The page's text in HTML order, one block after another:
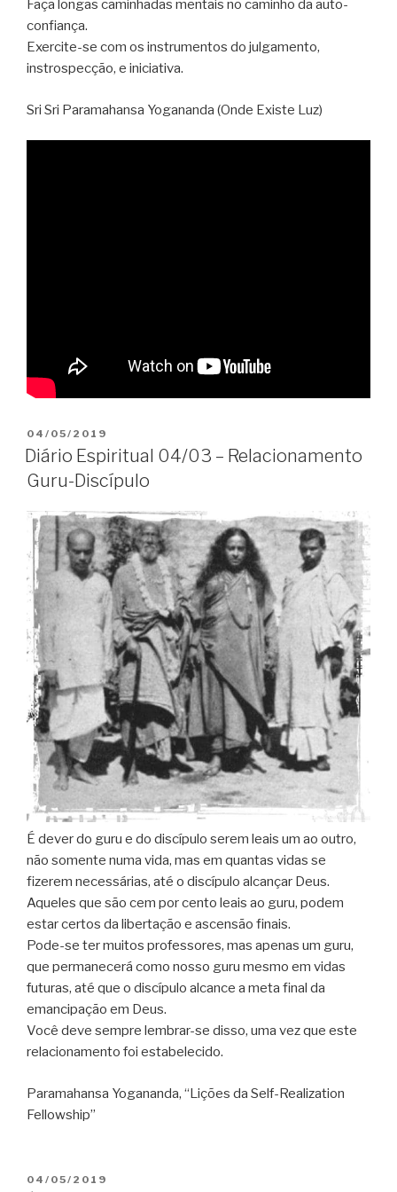
Faça longas caminhadas mentais no caminho da auto-
confiança.
Exercite-se com os instrumentos do julgamento,
instrospecção, e iniciativa.
Sri Sri Paramahansa Yogananda (Onde Existe Luz)
PUBLICADO
EM
04/05/2019
Diário Espiritual 04/03 – Relacionamento
Guru-Discípulo
É dever do guru e do discípulo serem leais um ao outro,
não somente numa vida, mas em quantas vidas se
fizerem necessárias, até o discípulo alcançar Deus.
Aqueles que são cem por cento leais ao guru, podem
estar certos da libertação e ascensão finais.
Pode-se ter muitos professores, mas apenas um guru,
que permanecerá como nosso guru mesmo em vidas
futuras, até que o discípulo alcance a meta final da
emancipação em Deus.
Você deve sempre lembrar-se disso, uma vez que este
relacionamento foi estabelecido.
Paramahansa Yogananda, “Lições da Self-Realization
Fellowship”
PUBLICADO
04/05/2019